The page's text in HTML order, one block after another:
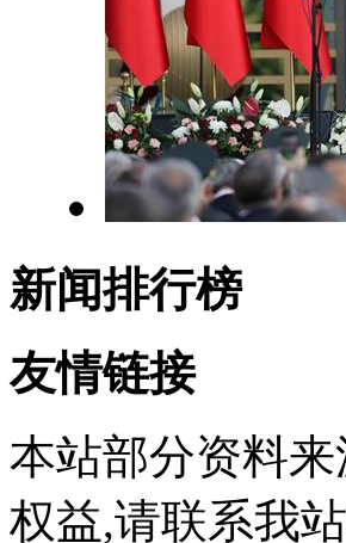
新闻排行榜
友情链接
本站部分资料
权益,请联系我